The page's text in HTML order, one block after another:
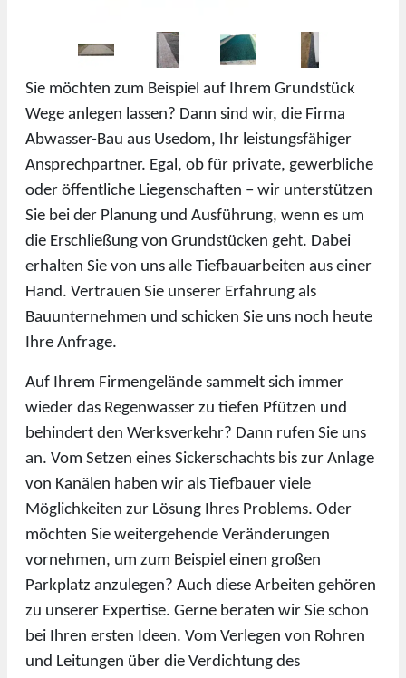
Sie möchten zum Beispiel auf Ihrem Grundstück
Wege anlegen lassen? Dann sind wir, die Firma
Abwasser-Bau aus Usedom, Ihr leistungsfähiger
Ansprechpartner. Egal, ob für private, gewerbliche
oder öffentliche Liegenschaften – wir unterstützen
Sie bei der Planung und Ausführung, wenn es um
die Erschließung von Grundstücken geht. Dabei
erhalten Sie von uns alle Tiefbauarbeiten aus einer
Hand. Vertrauen Sie unserer Erfahrung als
Bauunternehmen und schicken Sie uns noch heute
Ihre Anfrage.
Auf Ihrem Firmengelände sammelt sich immer
wieder das Regenwasser zu tiefen Pfützen und
behindert den Werksverkehr? Dann rufen Sie uns
an. Vom Setzen eines Sickerschachts bis zur Anlage
von Kanälen haben wir als Tiefbauer viele
Möglichkeiten zur Lösung Ihres Problems. Oder
möchten Sie weitergehende Veränderungen
vornehmen, um zum Beispiel einen großen
Parkplatz anzulegen? Auch diese Arbeiten gehören
zu unserer Expertise. Gerne beraten wir Sie schon
bei Ihren ersten Ideen. Vom Verlegen von Rohren
und Leitungen über die Verdichtung des